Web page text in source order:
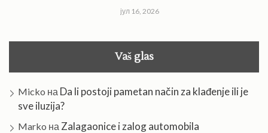
јул 16, 2026
Vaš glas
Micko на Da li postoji pametan način za klađenje ili je
sve iluzija?
Marko на Zalagaonice i zalog automobila